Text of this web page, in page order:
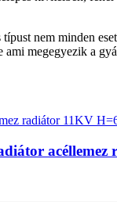
nem minden
megegyezik a